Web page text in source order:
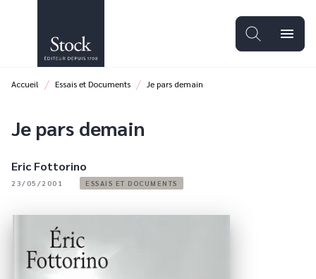
PIED DE PAGE
menu
Accueil / Essais et Documents / Je pars demain
Je pars demain
Eric Fottorino
23/05/2001 ESSAIS ET DOCUMENTS